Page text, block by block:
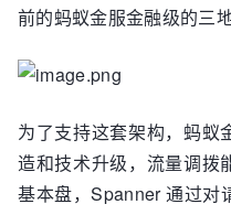
前的蚂蚁金服金融级的三
为了支持这套架构，蚂蚁
造和技术升级，流量调拨
基本盘，Spanner 通过对